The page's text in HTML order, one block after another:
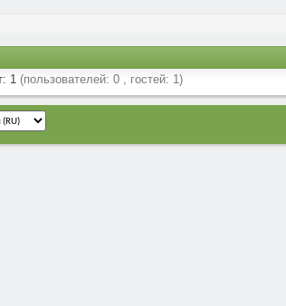
1 (пользователей: 0 , гостей: 1)